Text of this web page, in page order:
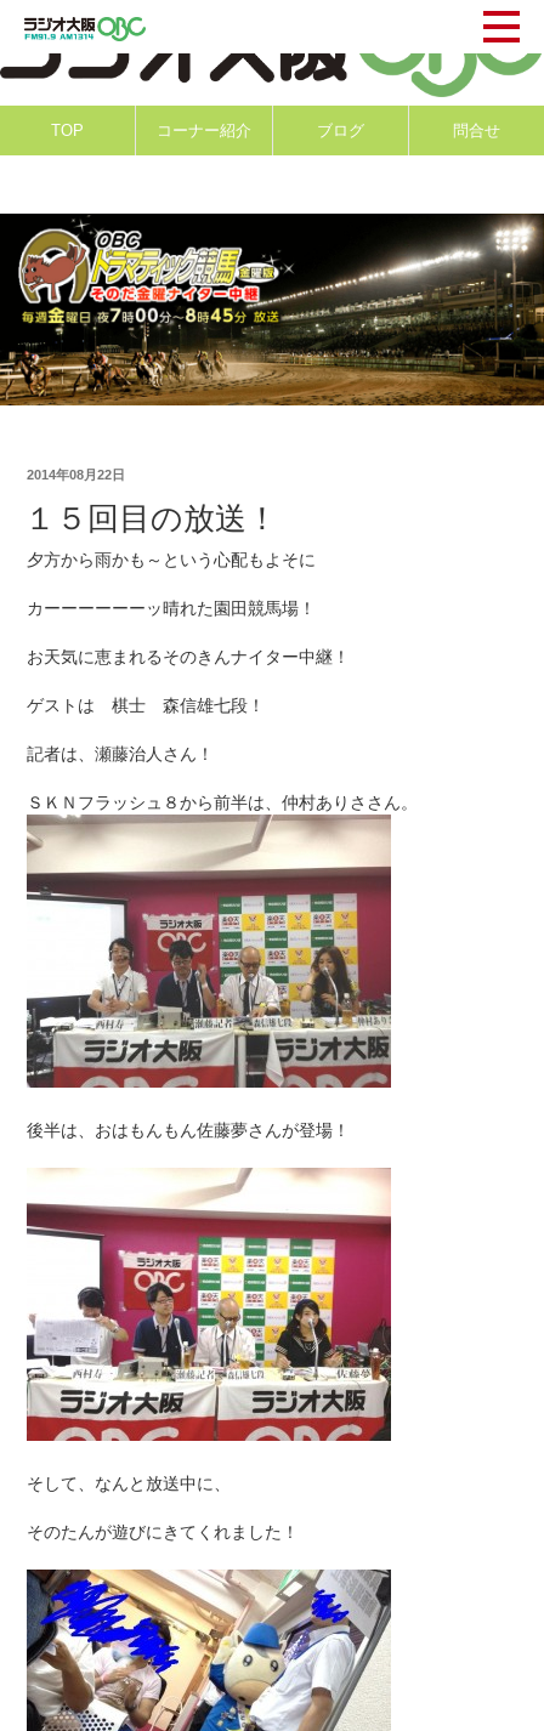
TOP コーナー紹介 ブログ 問合せ
2014年08月22日
１５回目の放送！
夕方から雨かも～という心配もよそに
カーーーーーーッ晴れた園田競馬場！
お天気に恵まれるそのきんナイター中継！
ゲストは 棋士 森信雄七段！
記者は、瀬藤治人さん！
ＳＫＮフラッシュ８から前半は、仲村ありささん。
後半は、おはもんもん佐藤夢さんが登場！
そして、なんと放送中に、
そのたんが遊びにきてくれました！